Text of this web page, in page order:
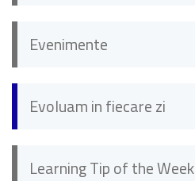
Evenimente
Evoluam in fiecare zi
Learning Tip of the Week